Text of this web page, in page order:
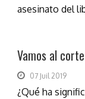
asesinato del
Vamos al
07 Juil 2019
¿Qué ha